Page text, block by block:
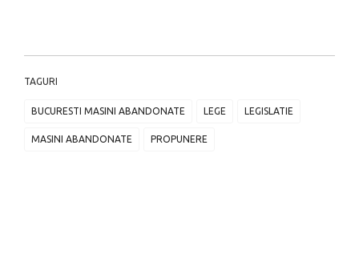
TAGURI
BUCURESTI MASINI ABANDONATE LEGE LEGISLATIE
MASINI ABANDONATE PROPUNERE